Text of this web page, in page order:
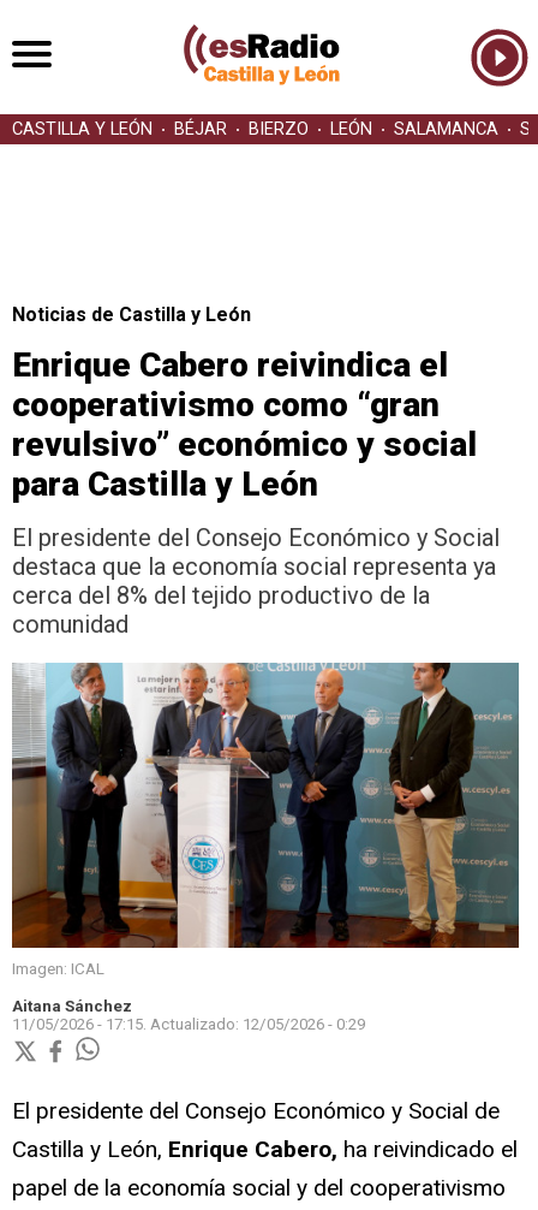
CASTILLA Y LEÓN BÉJAR BIERZO LEÓN SALAMANCA
Noticias de Castilla y León
Enrique Cabero reivindica el
cooperativismo como “gran
revulsivo” económico y social
para Castilla y León
El presidente del Consejo Económico y Social
destaca que la economía social representa ya
cerca del 8% del tejido productivo de la
comunidad
Imagen: ICAL
Aitana Sánchez
11/05/2026 - 17:15. Actualizado: 12/05/2026 - 0:29
El presidente del Consejo Económico y Social de
Castilla y León, Enrique Cabero, ha reivindicado el
papel de la economía social y del cooperativismo